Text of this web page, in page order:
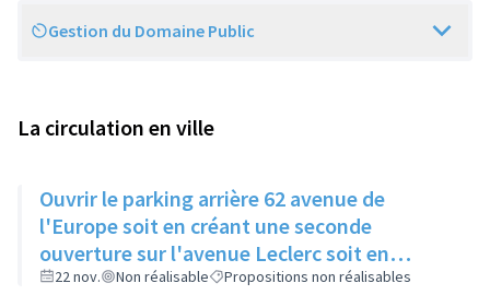
Scope
Gestion du Domaine Public
La circulation en ville
Ouvrir le parking arrière 62 avenue de
l'Europe soit en créant une seconde
ouverture sur l'avenue Leclerc soit en
supprimant les 2 places du bout
22 nov. Non réalisable Propositions non réalisables